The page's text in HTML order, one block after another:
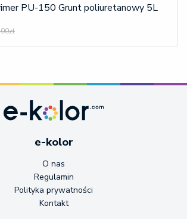
PU-150 Grunt poliuretanowy 5L
e-kolor
O nas
Regulamin
Polityka prywatności
Kontakt